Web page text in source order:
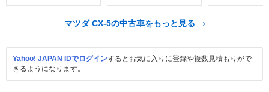
マツダ CX-5の中古車をもっと見る
Yahoo! JAPAN IDでログインするとお気に入りに登録や複数見積もりがで
きるようになります。